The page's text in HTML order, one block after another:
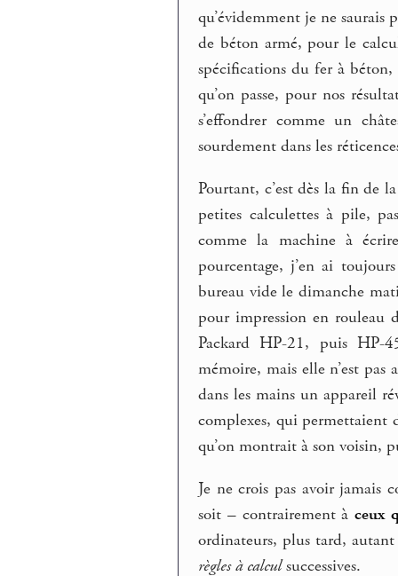
qu’évidemment je ne saurais
de béton armé, pour le
spécifications du fer à béton,
qu’on passe, pour nos
s’effondrer comme un
sourdement dans les
Pourtant, c’est dès la fin de
petites calculettes à pile,
comme la machine à
pourcentage, j’en ai
bureau vide le dimanche
pour impression en rouleau
Packard HP-21, puis HP-
mémoire, mais elle n’est pas
dans les mains un appareil
complexes, qui permettaient
qu’on montrait à son voisin,
Je ne crois pas avoir jamais
soit – contrairement àceux
ordinateurs, plus tard, autant
règles à calculsuccessives.